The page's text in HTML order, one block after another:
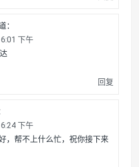
：
下午
回复
下午
，帮不上什么忙，祝你接下来